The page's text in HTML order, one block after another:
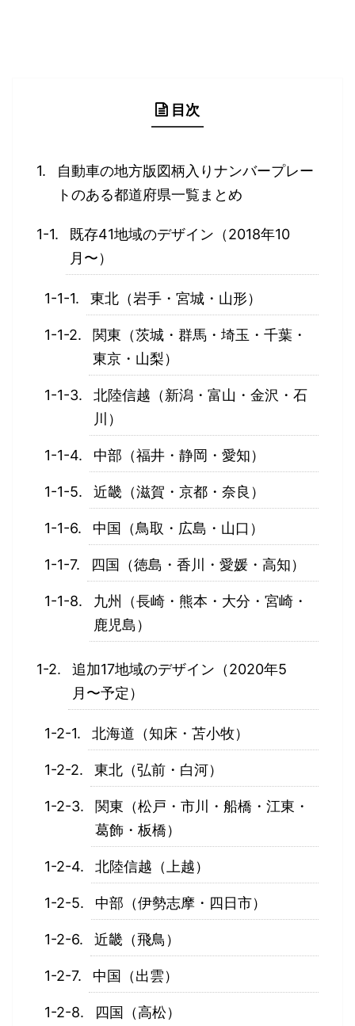
目次
自動車の地方版図柄入りナンバープレー
トのある都道府県一覧まとめ
既存41地域のデザイン（2018年10
月〜）
東北（岩手・宮城・山形）
関東（茨城・群馬・埼玉・千葉・
東京・山梨）
北陸信越（新潟・富山・金沢・石
川）
中部（福井・静岡・愛知）
近畿（滋賀・京都・奈良）
中国（鳥取・広島・山口）
四国（徳島・香川・愛媛・高知）
九州（長崎・熊本・大分・宮崎・
鹿児島）
追加17地域のデザイン（2020年5
月〜予定）
北海道（知床・苫小牧）
東北（弘前・白河）
関東（松戸・市川・船橋・江東・
葛飾・板橋）
北陸信越（上越）
中部（伊勢志摩・四日市）
近畿（飛鳥）
中国（出雲）
四国（高松）